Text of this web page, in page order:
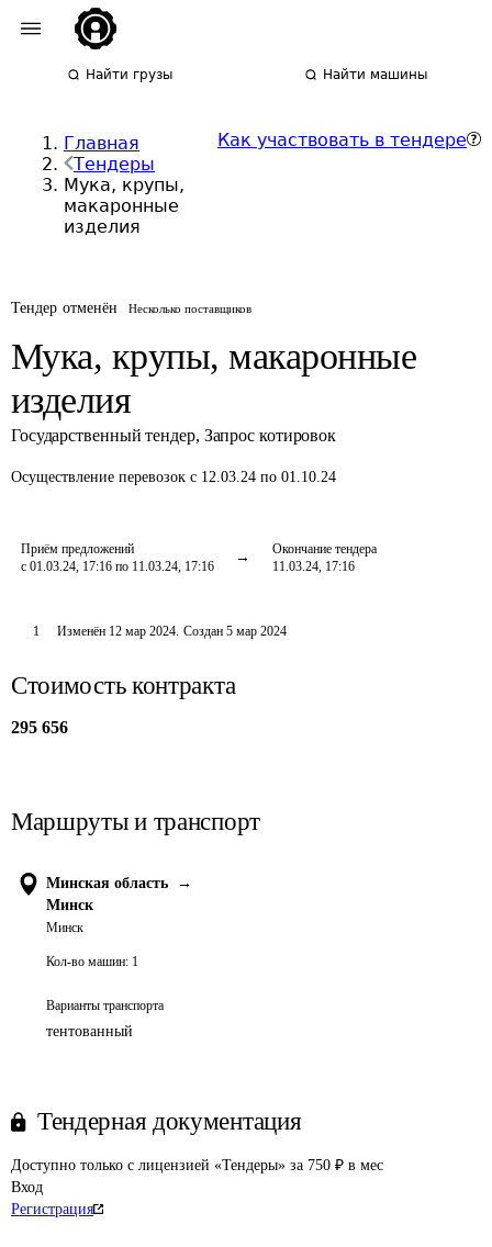
Найти грузы Найти машины
Главная
Тендеры
Мука, крупы,
макаронные
изделия
Как участвовать в тендере
Тендер отменён Несколько поставщиков
Мука, крупы, макаронные
изделия
Государственный тендер, Запрос котировок
Осуществление перевозок с 12.03.24 по 01.10.24
Приём предложений
с 01.03.24, 17:16 по 11.03.24, 17:16
Окончание тендера
11.03.24, 17:16
1 Изменён 12 мар 2024. Создан 5 мар 2024
Стоимость контракта
295 656
Маршруты и транспорт
Минская область
→
Минск
Минск
Кол-во машин: 1
Варианты транспорта
тентованный
Тендерная документация
Доступно только с лицензией «Тендеры» за 750 ₽ в мес
Вход
Регистрация